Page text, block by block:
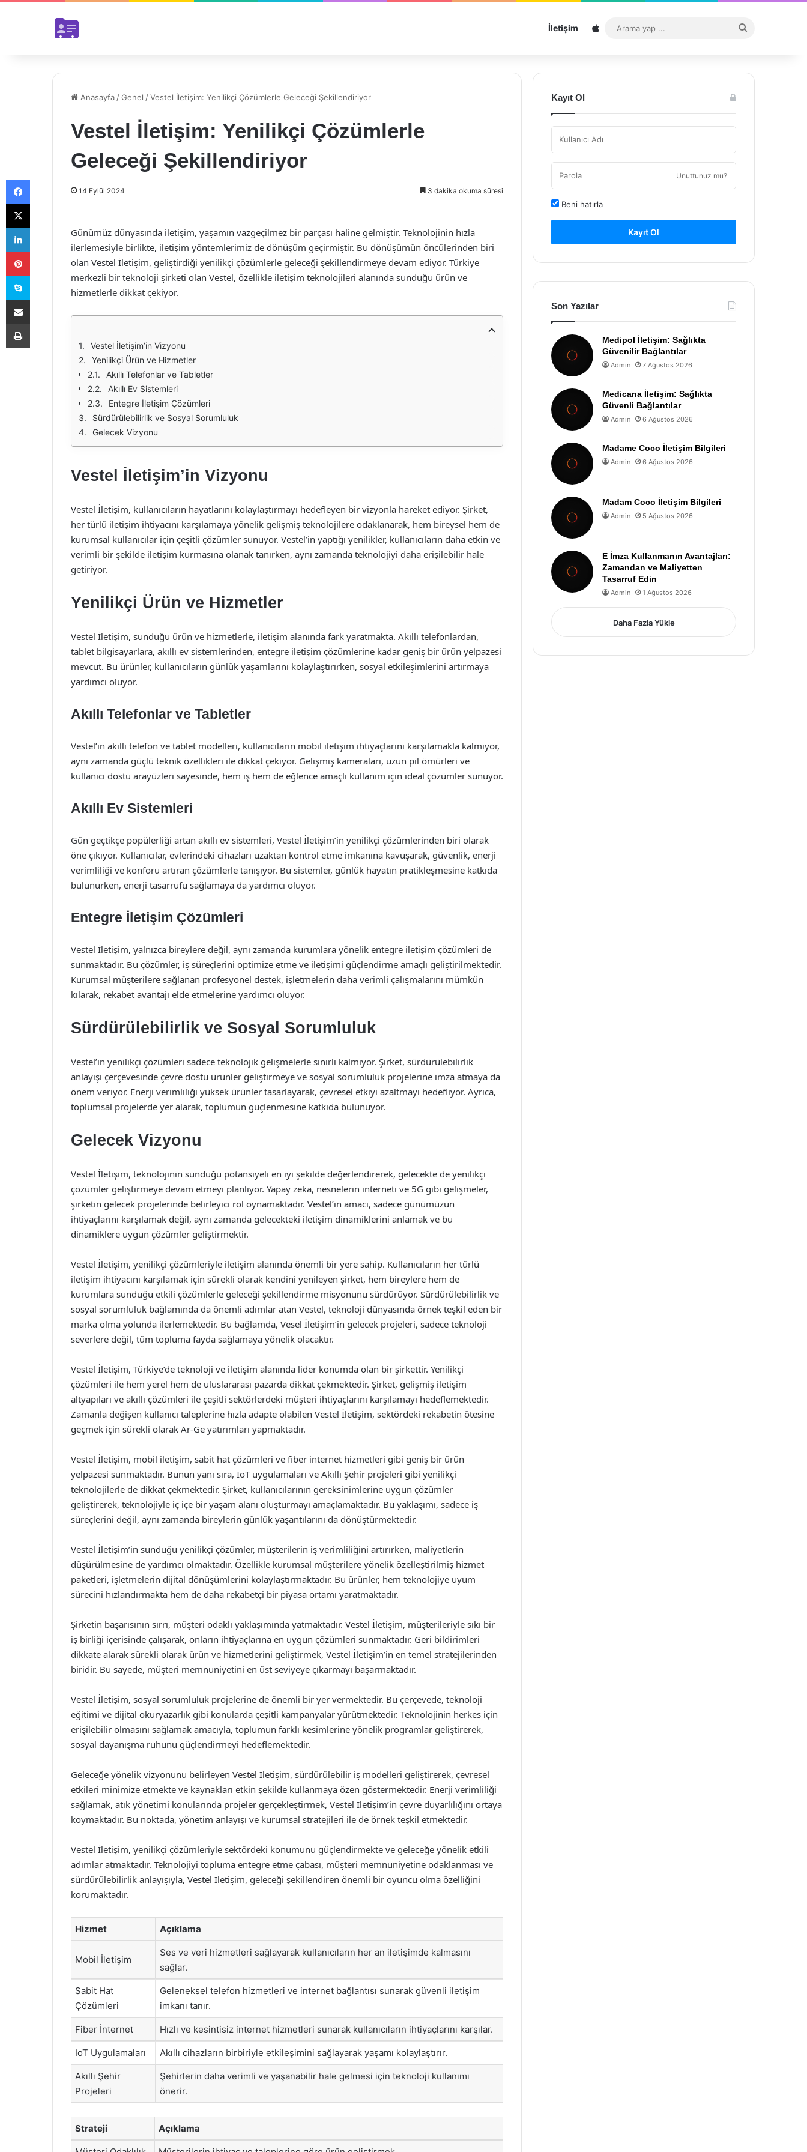
İletişim Sitemap
...
Anasayfa /Genel /Vestel İletişim: Yenilikçi Çözümlerle Geleceği Şekillendiriyor
Vestel İletişim: Yenilikçi Çözümlerle
Geleceği Şekillendiriyor
14 Eylül 2024 3 dakika okuma süresi
Günümüz dünyasında iletişim, yaşamın vazgeçilmez bir parçası haline gelmiştir. Teknolojinin hızla
ilerlemesiyle birlikte, iletişim yöntemlerimiz de dönüşüm geçirmiştir. Bu dönüşümün öncülerinden biri
olan Vestel İletişim, geliştirdiği yenilikçi çözümlerle geleceği şekillendirmeye devam ediyor. Türkiye
merkezli bir teknoloji şirketi olan Vestel, özellikle iletişim teknolojileri alanında sunduğu ürün ve
hizmetlerle dikkat çekiyor.
Vestel İletişim’in Vizyonu
Yenilikçi Ürün ve Hizmetler
Akıllı Telefonlar ve Tabletler
Akıllı Ev Sistemleri
Entegre İletişim Çözümleri
Sürdürülebilirlik ve Sosyal Sorumluluk
Gelecek Vizyonu
Vestel İletişim’in Vizyonu
Vestel İletişim, kullanıcıların hayatlarını kolaylaştırmayı hedefleyen bir vizyonla hareket ediyor. Şirket,
her türlü iletişim ihtiyacını karşılamaya yönelik gelişmiş teknolojilere odaklanarak, hem bireysel hem de
kurumsal kullanıcılar için çeşitli çözümler sunuyor. Vestel’in yaptığı yenilikler, kullanıcıların daha etkin ve
verimli bir şekilde iletişim kurmasına olanak tanırken, aynı zamanda teknolojiyi daha erişilebilir hale
getiriyor.
Yenilikçi Ürün ve Hizmetler
Vestel İletişim, sunduğu ürün ve hizmetlerle, iletişim alanında fark yaratmakta. Akıllı telefonlardan,
tablet bilgisayarlara, akıllı ev sistemlerinden, entegre iletişim çözümlerine kadar geniş bir ürün yelpazesi
mevcut. Bu ürünler, kullanıcıların günlük yaşamlarını kolaylaştırırken, sosyal etkileşimlerini artırmaya
yardımcı oluyor.
Akıllı Telefonlar ve Tabletler
Vestel’in akıllı telefon ve tablet modelleri, kullanıcıların mobil iletişim ihtiyaçlarını karşılamakla kalmıyor,
aynı zamanda güçlü teknik özellikleri ile dikkat çekiyor. Gelişmiş kameraları, uzun pil ömürleri ve
kullanıcı dostu arayüzleri sayesinde, hem iş hem de eğlence amaçlı kullanım için ideal çözümler sunuyor.
Akıllı Ev Sistemleri
Gün geçtikçe popülerliği artan akıllı ev sistemleri, Vestel İletişim’in yenilikçi çözümlerinden biri olarak
öne çıkıyor. Kullanıcılar, evlerindeki cihazları uzaktan kontrol etme imkanına kavuşarak, güvenlik, enerji
verimliliği ve konforu artıran çözümlerle tanışıyor. Bu sistemler, günlük hayatın pratikleşmesine katkıda
bulunurken, enerji tasarrufu sağlamaya da yardımcı oluyor.
Entegre İletişim Çözümleri
Vestel İletişim, yalnızca bireylere değil, aynı zamanda kurumlara yönelik entegre iletişim çözümleri de
sunmaktadır. Bu çözümler, iş süreçlerini optimize etme ve iletişimi güçlendirme amaçlı geliştirilmektedir.
Kurumsal müşterilere sağlanan profesyonel destek, işletmelerin daha verimli çalışmalarını mümkün
kılarak, rekabet avantajı elde etmelerine yardımcı oluyor.
Sürdürülebilirlik ve Sosyal Sorumluluk
Vestel’in yenilikçi çözümleri sadece teknolojik gelişmelerle sınırlı kalmıyor. Şirket, sürdürülebilirlik
anlayışı çerçevesinde çevre dostu ürünler geliştirmeye ve sosyal sorumluluk projelerine imza atmaya da
önem veriyor. Enerji verimliliği yüksek ürünler tasarlayarak, çevresel etkiyi azaltmayı hedefliyor. Ayrıca,
toplumsal projelerde yer alarak, toplumun güçlenmesine katkıda bulunuyor.
Gelecek Vizyonu
Vestel İletişim, teknolojinin sunduğu potansiyeli en iyi şekilde değerlendirerek, gelecekte de yenilikçi
çözümler geliştirmeye devam etmeyi planlıyor. Yapay zeka, nesnelerin interneti ve 5G gibi gelişmeler,
şirketin gelecek projelerinde belirleyici rol oynamaktadır. Vestel’in amacı, sadece günümüzün
ihtiyaçlarını karşılamak değil, aynı zamanda gelecekteki iletişim dinamiklerini anlamak ve bu
dinamiklere uygun çözümler geliştirmektir.
Vestel İletişim, yenilikçi çözümleriyle iletişim alanında önemli bir yere sahip. Kullanıcıların her türlü
iletişim ihtiyacını karşılamak için sürekli olarak kendini yenileyen şirket, hem bireylere hem de
kurumlara sunduğu etkili çözümlerle geleceği şekillendirme misyonunu sürdürüyor. Sürdürülebilirlik ve
sosyal sorumluluk bağlamında da önemli adımlar atan Vestel, teknoloji dünyasında örnek teşkil eden bir
marka olma yolunda ilerlemektedir. Bu bağlamda, Vesel İletişim’in gelecek projeleri, sadece teknoloji
severlere değil, tüm topluma fayda sağlamaya yönelik olacaktır.
Vestel İletişim, Türkiye’de teknoloji ve iletişim alanında lider konumda olan bir şirkettir. Yenilikçi
çözümleri ile hem yerel hem de uluslararası pazarda dikkat çekmektedir. Şirket, gelişmiş iletişim
altyapıları ve akıllı çözümleri ile çeşitli sektörlerdeki müşteri ihtiyaçlarını karşılamayı hedeflemektedir.
Zamanla değişen kullanıcı taleplerine hızla adapte olabilen Vestel İletişim, sektördeki rekabetin ötesine
geçmek için sürekli olarak Ar-Ge yatırımları yapmaktadır.
Vestel İletişim, mobil iletişim, sabit hat çözümleri ve fiber internet hizmetleri gibi geniş bir ürün
yelpazesi sunmaktadır. Bunun yanı sıra, IoT uygulamaları ve Akıllı Şehir projeleri gibi yenilikçi
teknolojilerle de dikkat çekmektedir. Şirket, kullanıcılarının gereksinimlerine uygun çözümler
geliştirerek, teknolojiyle iç içe bir yaşam alanı oluşturmayı amaçlamaktadır. Bu yaklaşımı, sadece iş
süreçlerini değil, aynı zamanda bireylerin günlük yaşantılarını da dönüştürmektedir.
Vestel İletişim’in sunduğu yenilikçi çözümler, müşterilerin iş verimliliğini artırırken, maliyetlerin
düşürülmesine de yardımcı olmaktadır. Özellikle kurumsal müşterilere yönelik özelleştirilmiş hizmet
paketleri, işletmelerin dijital dönüşümlerini kolaylaştırmaktadır. Bu ürünler, hem teknolojiye uyum
sürecini hızlandırmakta hem de daha rekabetçi bir piyasa ortamı yaratmaktadır.
Şirketin başarısının sırrı, müşteri odaklı yaklaşımında yatmaktadır. Vestel İletişim, müşterileriyle sıkı bir
iş birliği içerisinde çalışarak, onların ihtiyaçlarına en uygun çözümleri sunmaktadır. Geri bildirimleri
dikkate alarak sürekli olarak ürün ve hizmetlerini geliştirmek, Vestel İletişim’in en temel stratejilerinden
biridir. Bu sayede, müşteri memnuniyetini en üst seviyeye çıkarmayı başarmaktadır.
Vestel İletişim, sosyal sorumluluk projelerine de önemli bir yer vermektedir. Bu çerçevede, teknoloji
eğitimi ve dijital okuryazarlık gibi konularda çeşitli kampanyalar yürütmektedir. Teknolojinin herkes için
erişilebilir olmasını sağlamak amacıyla, toplumun farklı kesimlerine yönelik programlar geliştirerek,
sosyal dayanışma ruhunu güçlendirmeyi hedeflemektedir.
Geleceğe yönelik vizyonunu belirleyen Vestel İletişim, sürdürülebilir iş modelleri geliştirerek, çevresel
etkileri minimize etmekte ve kaynakları etkin şekilde kullanmaya özen göstermektedir. Enerji verimliliği
sağlamak, atık yönetimi konularında projeler gerçekleştirmek, Vestel İletişim’in çevre duyarlılığını ortaya
koymaktadır. Bu noktada, yönetim anlayışı ve kurumsal stratejileri ile de örnek teşkil etmektedir.
Vestel İletişim, yenilikçi çözümleriyle sektördeki konumunu güçlendirmekte ve geleceğe yönelik etkili
adımlar atmaktadır. Teknolojiyi topluma entegre etme çabası, müşteri memnuniyetine odaklanması ve
sürdürülebilirlik anlayışıyla, Vestel İletişim, geleceği şekillendiren önemli bir oyuncu olma özelliğini
korumaktadır.
Hizmet Açıklama
Mobil İletişim
Ses ve veri hizmetleri sağlayarak kullanıcıların her an iletişimde kalmasını
sağlar.
Sabit Hat
Çözümleri
Geleneksel telefon hizmetleri ve internet bağlantısı sunarak güvenli iletişim
imkanı tanır.
Fiber İnternet Hızlı ve kesintisiz internet hizmetleri sunarak kullanıcıların ihtiyaçlarını karşılar.
IoT Uygulamaları Akıllı cihazların birbiriyle etkileşimini sağlayarak yaşamı kolaylaştırır.
Akıllı Şehir
Projeleri
Şehirlerin daha verimli ve yaşanabilir hale gelmesi için teknoloji kullanımı
önerir.
Strateji Açıklama
Kayıt Ol
Unuttunuz mu?
Beni hatırla
Kayıt Ol
Son Yazılar
Medipol İletişim: Sağlıkta
Güvenilir Bağlantılar
Admin 7 Ağustos 2026
Medicana İletişim: Sağlıkta
Güvenli Bağlantılar
Admin 6 Ağustos 2026
Madame Coco İletişim Bilgileri
Admin 6 Ağustos 2026
Madam Coco İletişim Bilgileri
Admin 5 Ağustos 2026
E İmza Kullanmanın Avantajları:
Zamandan ve Maliyetten
Tasarruf Edin
Admin 1 Ağustos 2026
Daha Fazla Yükle
Facebook
X
LinkedIn
Pinterest
Skype
E-Posta ile paylaş